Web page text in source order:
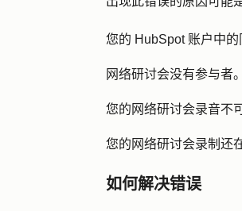
您的 HubSpot 账户中的
网络研讨会没有参与者。
您的网络研讨会录音不
您的网络研讨会录制还
如何解决错误